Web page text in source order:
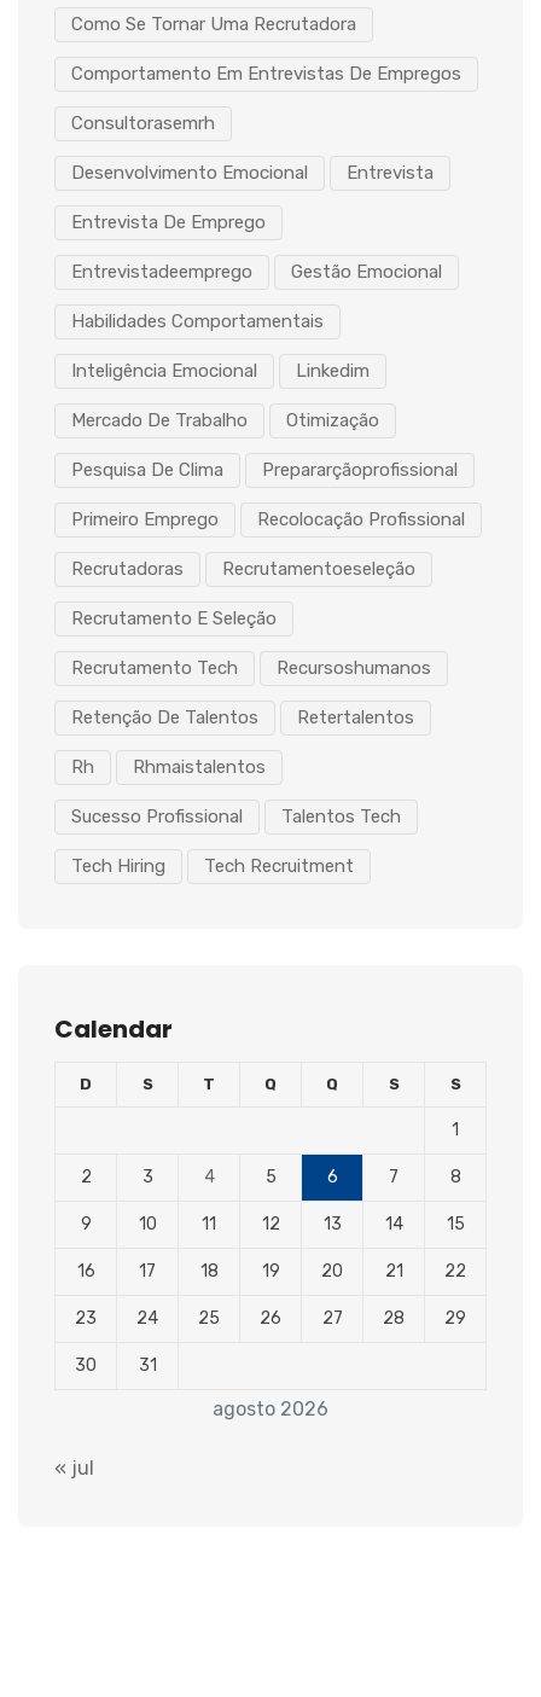
Como Se Tornar Uma Recrutadora
Comportamento Em Entrevistas De Empregos
Consultorasemrh
Desenvolvimento Emocional Entrevista
Entrevista De Emprego
Entrevistadeemprego Gestão Emocional
Habilidades Comportamentais
Inteligência Emocional Linkedim
Mercado De Trabalho Otimização
Pesquisa De Clima Prepararçãoprofissional
Primeiro Emprego Recolocação Profissional
Recrutadoras Recrutamentoeseleção
Recrutamento E Seleção
Recrutamento Tech Recursoshumanos
Retenção De Talentos Retertalentos
Rh Rhmaistalentos
Sucesso Profissional Talentos Tech
Tech Hiring Tech Recruitment
Calendar
agosto 2026
D S T Q Q S S
1
2 3 4 5 6 7 8
9 10 11 12 13 14 15
16 17 18 19 20 21 22
23 24 25 26 27 28 29
30 31
« jul